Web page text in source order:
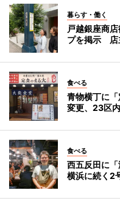
暮らす・働く
戸越銀座商
プを掲示 店
食べる
青物横丁に
変更、23区
食べる
西五反田に
横浜に続く2